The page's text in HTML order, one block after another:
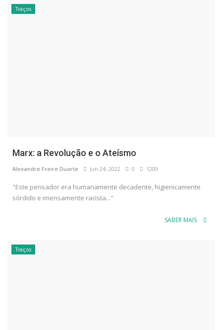
Traços
Marx: a Revolução e o Ateísmo
Alexandre Freire Duarte Jun 24, 2022 0 1200
"Este pensador era humanamente decadente, higienicamente
sórdido e imensamente racista..."
SABER MAIS
Traços